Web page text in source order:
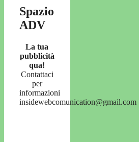
Spazio
ADV
La tua
pubblicità
qua!
Contattaci
per
informazioni
insidewebcomunication@gmail.com